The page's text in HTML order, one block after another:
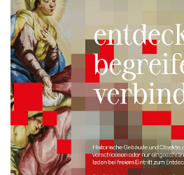
Calle Libre
DDB Wien
Enkeltaugliches Österreich
Gillette
Gillette Venus
GrECo
GYNIAL